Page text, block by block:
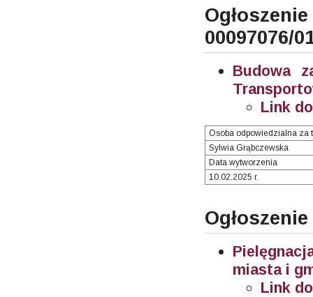
00097076/
Budowa
Link
Osoba odpowiedzialna za
Sylwia Grąbczewska
Data wytworzenia
10.02.2025 r.
miasta i
Link